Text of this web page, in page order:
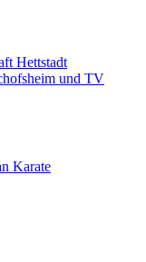
Hettstadt
und TV
Karate